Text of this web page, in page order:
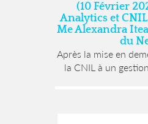
(10 Février
Analytics et
Me Alexandra
du
Après la mise en
la CNIL à un